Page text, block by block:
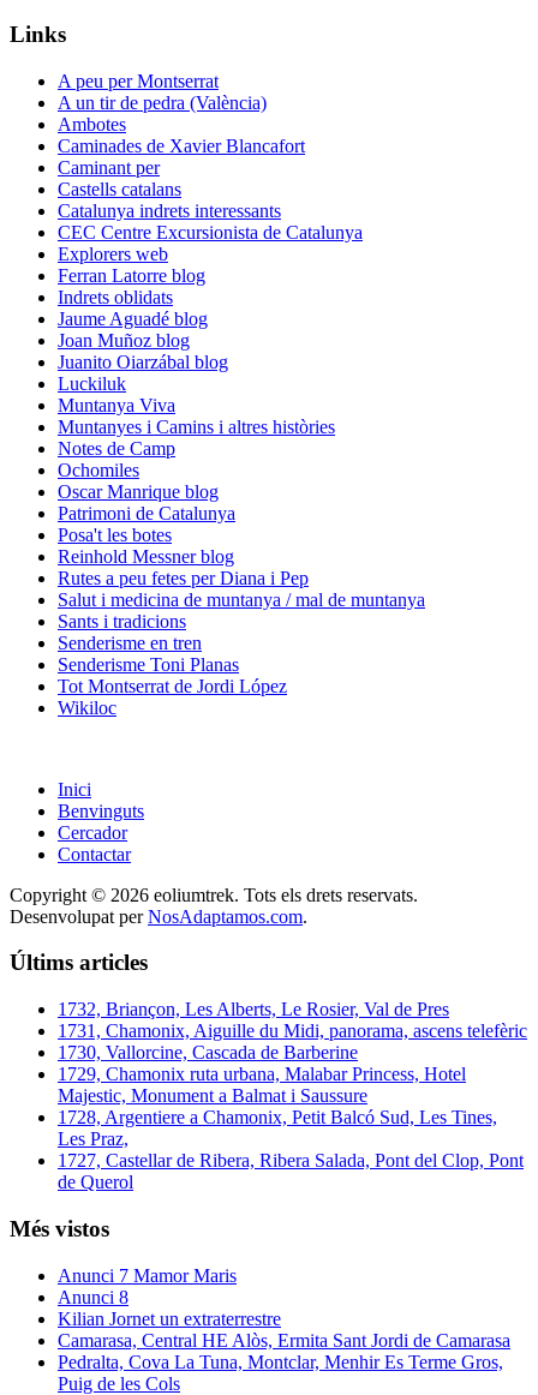
Links
A peu per Montserrat
A un tir de pedra (València)
Ambotes
Caminades de Xavier Blancafort
Caminant per
Castells catalans
Catalunya indrets interessants
CEC Centre Excursionista de Catalunya
Explorers web
Ferran Latorre blog
Indrets oblidats
Jaume Aguadé blog
Joan Muñoz blog
Juanito Oiarzábal blog
Luckiluk
Muntanya Viva
Muntanyes i Camins i altres històries
Notes de Camp
Ochomiles
Oscar Manrique blog
Patrimoni de Catalunya
Posa't les botes
Reinhold Messner blog
Rutes a peu fetes per Diana i Pep
Salut i medicina de muntanya / mal de muntanya
Sants i tradicions
Senderisme en tren
Senderisme Toni Planas
Tot Montserrat de Jordi López
Wikiloc
Inici
Benvinguts
Cercador
Contactar
Copyright © 2026 eoliumtrek. Tots els drets reservats.
Desenvolupat perNosAdaptamos.com.
Últims articles
1732, Briançon, Les Alberts, Le Rosier, Val de Pres
1731, Chamonix, Aiguille du Midi, panorama, ascens telefèric
1730, Vallorcine, Cascada de Barberine
1729, Chamonix ruta urbana, Malabar Princess, Hotel
Majestic, Monument a Balmat i Saussure
1728, Argentiere a Chamonix, Petit Balcó Sud, Les Tines,
Les Praz,
1727, Castellar de Ribera, Ribera Salada, Pont del Clop, Pont
de Querol
Més vistos
Anunci 7 Mamor Maris
Anunci 8
Kilian Jornet un extraterrestre
Camarasa, Central HE Alòs, Ermita Sant Jordi de Camarasa
Pedralta, Cova La Tuna, Montclar, Menhir Es Terme Gros,
Puig de les Cols